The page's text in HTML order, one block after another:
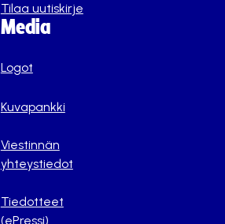
Tilaa uutiskirje
Media
Logot
Kuvapankki
Viestinnän
yhteystiedot
Tiedotteet
(ePressi)